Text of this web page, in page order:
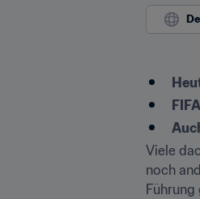
Viele
noch